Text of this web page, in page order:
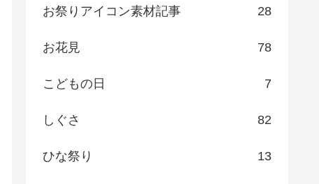
お祭りアイコン素材記事 28
お花見 78
こどもの日 7
しぐさ 82
ひな祭り 13